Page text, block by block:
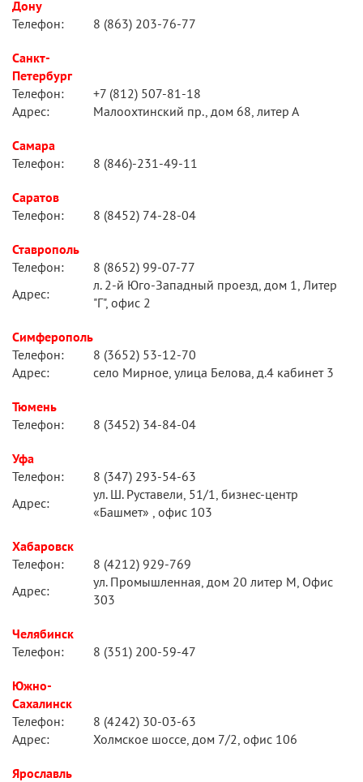
Дону
Телефон:
8 (863) 203-76-77
Санкт-
Петербург
Телефон:
+7 (812) 507-81-18
Адрес:
Малоохтинский пр., дом 68, литер А
Самара
Телефон:
8 (846)-231-49-11
Саратов
Телефон:
8 (8452) 74-28-04
Ставрополь
Телефон:
8 (8652) 99-07-77
Адрес:
л. 2-й Юго-Западный проезд, дом 1, Литер
"Г", офис 2
Симферополь
Телефон:
8 (3652) 53-12-70
Адрес:
село Мирное, улица Белова, д.4 кабинет 3
Тюмень
Телефон:
8 (3452) 34-84-04
Уфа
Телефон:
8 (347) 293-54-63
Адрес:
ул. Ш. Руставели, 51/1, бизнес-центр
«Башмет» , офис 103
Хабаровск
Телефон:
8 (4212) 929-769
Адрес:
ул. Промышленная, дом 20 литер М, Офис
303
Челябинск
Телефон:
8 (351) 200-59-47
Южно-
Сахалинск
Телефон:
8 (4242) 30-03-63
Адрес:
Холмское шоссе, дом 7/2, офис 106
Ярославль